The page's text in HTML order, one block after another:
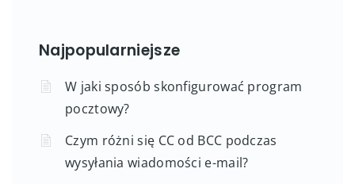
Najpopularniejsze
W jaki sposób skonfigurować program
pocztowy?
Czym różni się CC od BCC podczas
wysyłania wiadomości e-mail?